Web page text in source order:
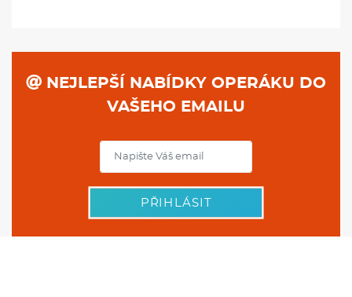
NEJLEPŠÍ NABÍDKY OPERÁKU DO
VAŠEHO EMAILU
PŘIHLÁSIT